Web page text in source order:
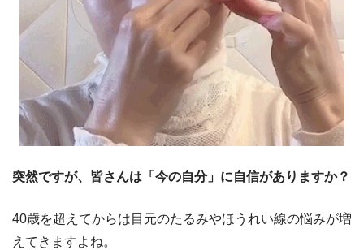
突然ですが、皆さんは「今の自分」に自信がありますか？
40歳を超えてからは目元のたるみやほうれい線の悩みが増
えてきますよね。